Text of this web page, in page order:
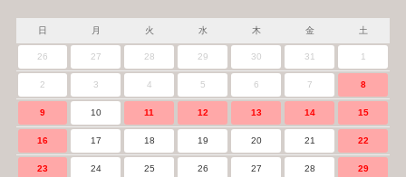
日 月 火 水 木 金 土
26 27 28 29 30 31 1
2 3 4 5 6 7 8
9 10 11 12 13 14 15
16 17 18 19 20 21 22
23 24 25 26 27 28 29